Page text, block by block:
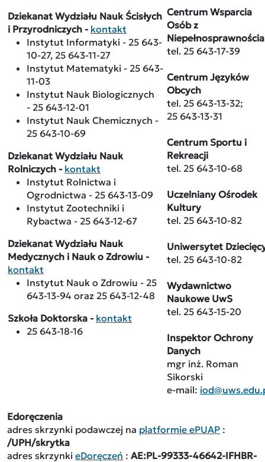
Dziekanat Wydziału Nauk Ścisłych
i Przyrodniczych - kontakt
Instytut Informatyki - 25 643-
10-27, 25 643-11-27
Instytut Matematyki - 25 643-
11-03
Instytut Nauk Biologicznych
- 25 643-12-01
Instytut Nauk Chemicznych -
25 643-10-69
Dziekanat Wydziału Nauk
Rolniczych - kontakt
Instytut Rolnictwa i
Ogrodnictwa - 25 643-13-09
Instytut Zootechniki i
Rybactwa - 25 643-12-67
Dziekanat Wydziału Nauk
Medycznych i Nauk o Zdrowiu -
kontakt
Instytut Nauk o Zdrowiu - 25
643-13-94 oraz 25 643-12-48
Szkoła Doktorska - kontakt
25 643-18-16
Centrum Wsparcia
Osób z
tel. 25 643-17-39
Centrum Języków
Obcych
tel. 25 643-13-32;
25 643-13-31
Centrum Sportu i
Rekreacji
tel. 25 643-10-68
Uczelniany Ośrodek
Kultury
tel. 25 643-10-82
Uniwersytet
tel. 25 643-10-82
Wydawnictwo
Naukowe UwS
tel. 25 643-15-20
Inspektor Ochrony
Danych
mgr inż. Roman
Sikorski
e-mail:
Edoręczenia
adres skrzynki podawczej na platformie ePUAP :
/UPH/skrytka
adres skrzynki eDoręczeń : AE:PL-99333-46642-IFHBR-